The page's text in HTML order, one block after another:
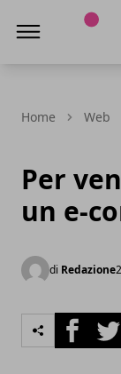
Home Web
Per
un e-
di Redazione
Facebook